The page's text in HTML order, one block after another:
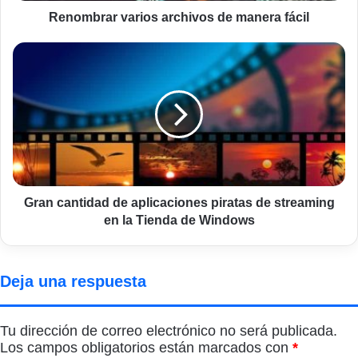
Renombrar varios archivos de manera fácil
Gran
aplicaciones
piratas
de
streaming
en
la
Tienda
Gran cantidad de aplicaciones piratas de streaming
en la Tienda de Windows
Deja una respuesta
Tu dirección de correo electrónico no será publicada.
Los campos obligatorios están marcados con *